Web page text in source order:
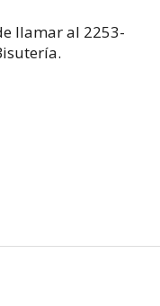
llamar al 2253-